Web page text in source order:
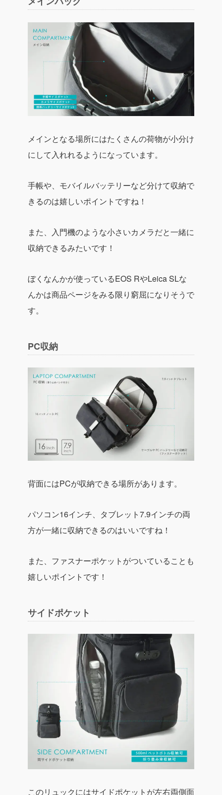
メインとなる場所にはたくさんの荷物が小分け
にして入れれるようになっています。
手帳や、モバイルバッテリーなど分けて収納で
きるのは嬉しいポイントですね！
また、入門機のような小さいカメラだと一緒に
収納できるみたいです！
ぼくなんかが使っているEOS RやLeica SLな
んかは商品ページをみる限り窮屈になりそうで
す。
PC収納
背面にはPCが収納できる場所があります。
パソコン16インチ、タブレット7.9インチの両
方が一緒に収納できるのはいいですね！
また、ファスナーポケットがついていることも
嬉しいポイントです！
サイドポケット
このリュックにはサイドポケットが左右両側面